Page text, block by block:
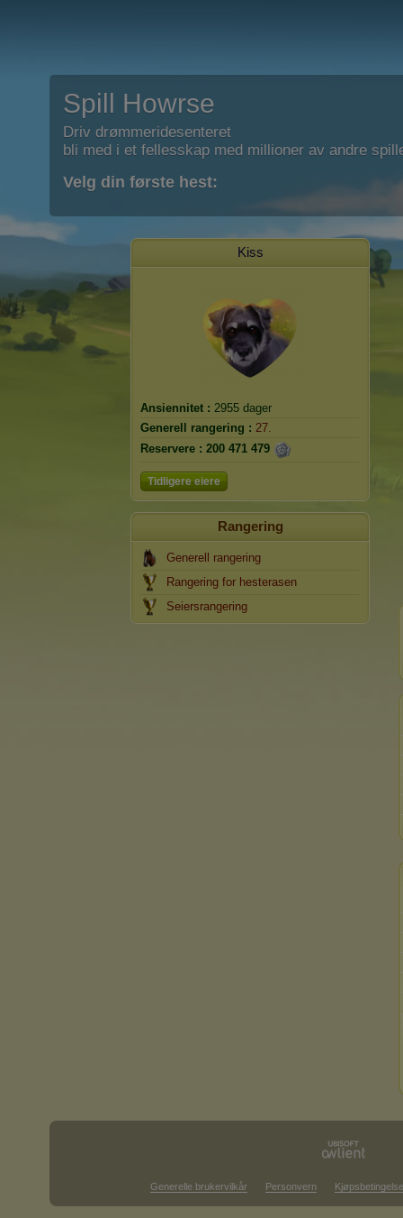
Spill Howrse
Driv drømmeridesenteret
bli med i et fellesskap med millioner av andre
Velg din første hest:
Kiss
Ansiennitet : 2955 dager
Generell rangering : 27.
Reservere : 200 471 479
Tidligere eiere
Rangering
Generell rangering
Rangering for hesterasen
Seiersrangering
Generelle brukervilkår Personvern